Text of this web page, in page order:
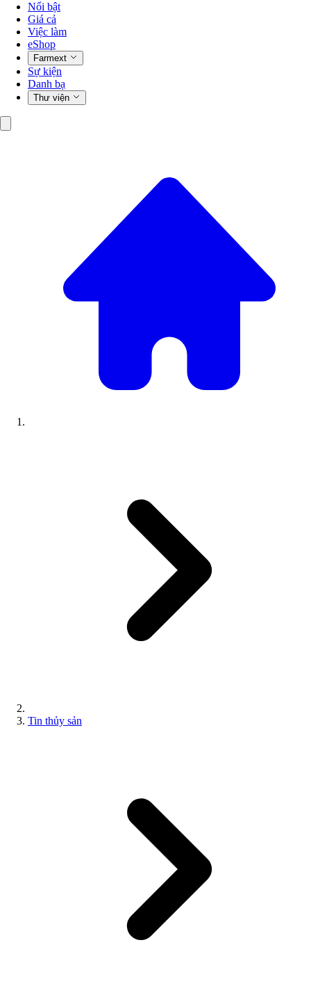
Nổi bật
Giá cả
Việc làm
eShop
Farmext
Sự kiện
Danh bạ
Thư viện
Tin thủy sản